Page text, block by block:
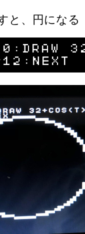
と、円になる